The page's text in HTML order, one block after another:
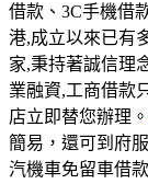
借款、3C手機借
港,成立以來已有
家,秉持著誠信理
業融資,工商借款
店立即替您辦理。
簡易，還可到府
汽機車免留車借